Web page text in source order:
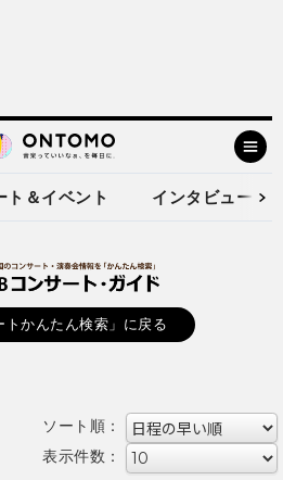
ト＆イベント インタビュー
かんたん検索」に戻る
ソート順：
表示件数：